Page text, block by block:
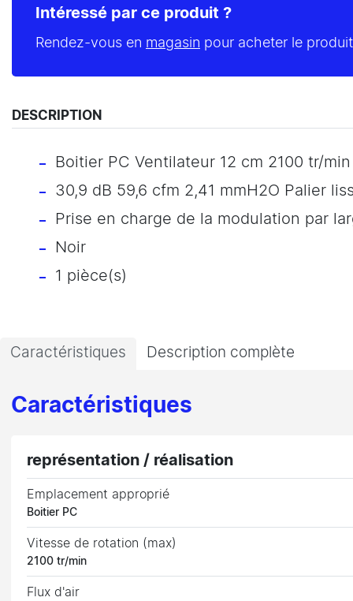
Intéressé par ce produit ?
Rendez-vous en magasin pour acheter le
DESCRIPTION
Boitier PC Ventilateur 12 cm 2100 tr/min
30,9 dB 59,6 cfm 2,41 mmH2O Palier
Prise en charge de la modulation par
Noir
1 pièce(s)
Caractéristiques Description complète
Caractéristiques
représentation / réalisation
Emplacement approprié
Boitier PC
Vitesse de rotation (max)
2100 tr/min
Flux d'air